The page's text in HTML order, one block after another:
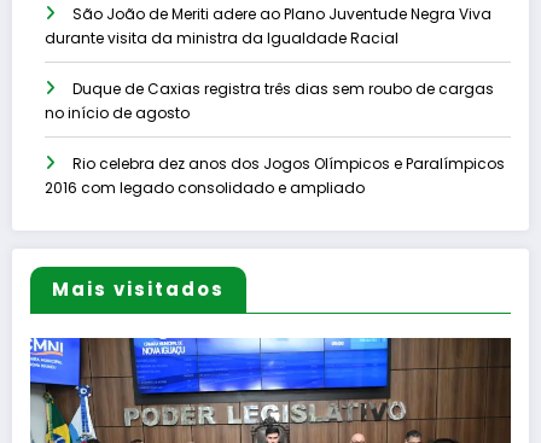
São João de Meriti adere ao Plano Juventude Negra Viva
durante visita da ministra da Igualdade Racial
Duque de Caxias registra três dias sem roubo de cargas
no início de agosto
Rio celebra dez anos dos Jogos Olímpicos e Paralímpicos
2016 com legado consolidado e ampliado
Mais visitados